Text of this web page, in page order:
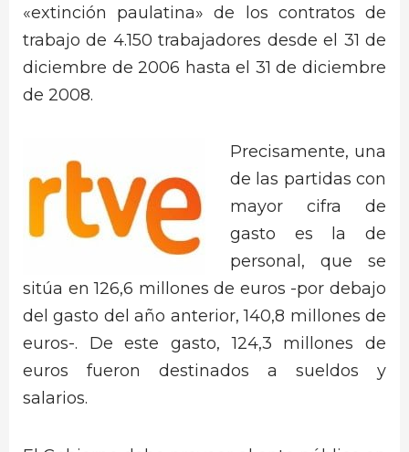
«extinción paulatina» de los contratos de
trabajo de 4.150 trabajadores desde el 31 de
diciembre de 2006 hasta el 31 de diciembre
de 2008.
Precisamente, una
de las partidas con
mayor cifra de
gasto es la de
personal, que se
sitúa en 126,6 millones de euros -por debajo
del gasto del año anterior, 140,8 millones de
euros-. De este gasto, 124,3 millones de
euros fueron destinados a sueldos y
salarios.